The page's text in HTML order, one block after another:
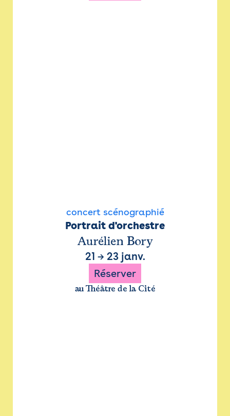
concert scénographié
Portrait d'orchestre
Aurélien Bory
21 → 23 janv.
Réserver
au Théâtre de la Cité